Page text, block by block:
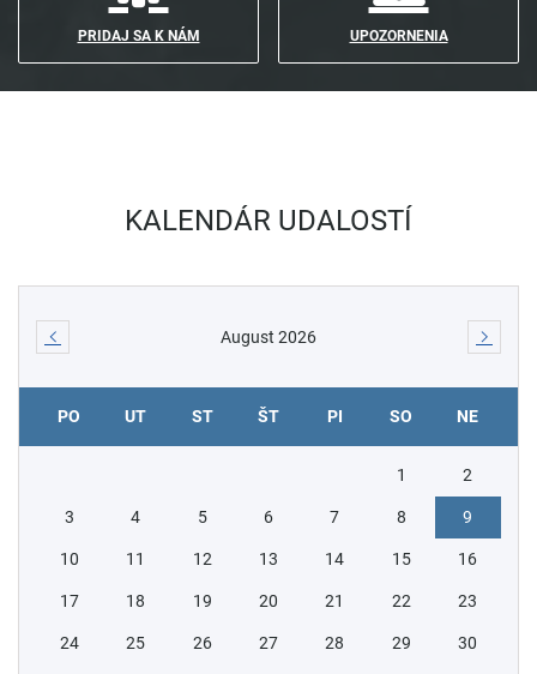
PRIDAJ SA K NÁM UPOZORNENIA
KALENDÁR UDALOSTÍ
Predchádzajúci mesiac
August 2026
PO UT ST ŠT PI SO NE
1 2
3 4 5 6 7 8 9
10 11 12 13 14 15 16
17 18 19 20 21 22 23
24 25 26 27 28 29 30